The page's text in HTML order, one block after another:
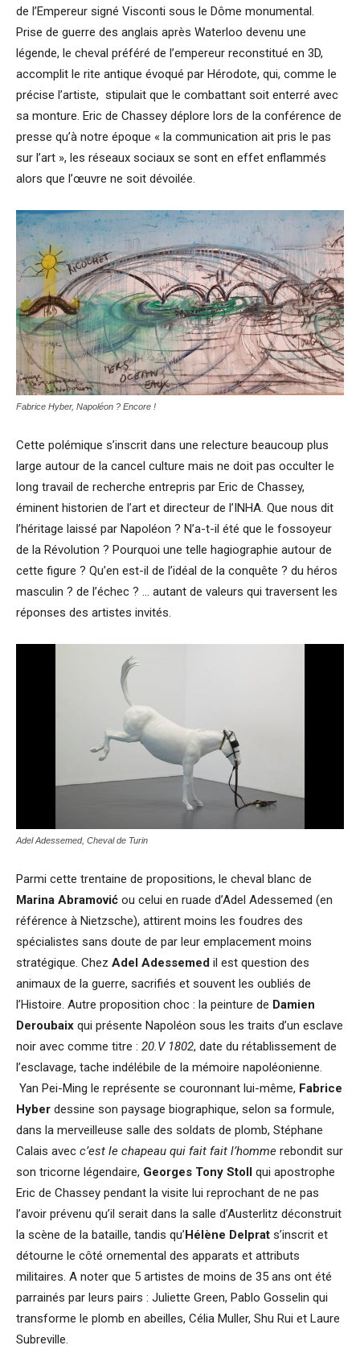
de l’Empereur signé Visconti sous le Dôme monumental.
Prise de guerre des anglais après Waterloo devenu une
légende, le cheval préféré de l’empereur reconstitué en 3D,
accomplit le rite antique évoqué par Hérodote, qui, comme le
précise l’artiste, stipulait que le combattant soit enterré avec
sa monture. Eric de Chassey déplore lors de la conférence de
presse qu’à notre époque « la communication ait pris le pas
sur l’art », les réseaux sociaux se sont en effet enflammés
alors que l’œuvre ne soit dévoilée.
Fabrice Hyber, Napoléon ? Encore !
Cette polémique s’inscrit dans une relecture beaucoup plus
large autour de la cancel culture mais ne doit pas occulter le
long travail de recherche entrepris par Eric de Chassey,
éminent historien de l’art et directeur de l’INHA. Que nous dit
l’héritage laissé par Napoléon ? N’a-t-il été que le fossoyeur
de la Révolution ? Pourquoi une telle hagiographie autour de
cette figure ? Qu’en est-il de l’idéal de la conquête ? du héros
masculin ? de l’échec ? … autant de valeurs qui traversent les
réponses des artistes invités.
Adel Adessemed, Cheval de Turin
Parmi cette trentaine de propositions, le cheval blanc de
Marina Abramović ou celui en ruade d’Adel Adessemed (en
référence à Nietzsche), attirent moins les foudres des
spécialistes sans doute de par leur emplacement moins
stratégique. Chez Adel Adessemed il est question des
animaux de la guerre, sacrifiés et souvent les oubliés de
l’Histoire. Autre proposition choc : la peinture de Damien
Deroubaix qui présente Napoléon sous les traits d’un esclave
noir avec comme titre : 20.V 1802, date du rétablissement de
l’esclavage, tache indélébile de la mémoire napoléonienne.
Yan Pei-Ming le représente se couronnant lui-même, Fabrice
Hyber dessine son paysage biographique, selon sa formule,
dans la merveilleuse salle des soldats de plomb, Stéphane
Calais avec c’est le chapeau qui fait fait l’homme rebondit sur
son tricorne légendaire, Georges Tony Stoll qui apostrophe
Eric de Chassey pendant la visite lui reprochant de ne pas
l’avoir prévenu qu’il serait dans la salle d’Austerlitz déconstruit
la scène de la bataille, tandis qu’Hélène Delprat s’inscrit et
détourne le côté ornemental des apparats et attributs
militaires. A noter que 5 artistes de moins de 35 ans ont été
parrainés par leurs pairs : Juliette Green, Pablo Gosselin qui
transforme le plomb en abeilles, Célia Muller, Shu Rui et Laure
Subreville.